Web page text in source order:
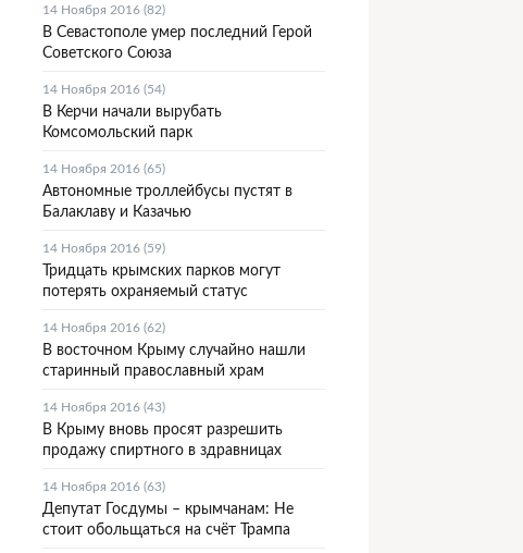
14 Ноября 2016 (82)
В Севастополе умер последний Герой
Советского Союза
14 Ноября 2016 (54)
В Керчи начали вырубать
Комсомольский парк
14 Ноября 2016 (65)
Автономные троллейбусы пустят в
Балаклаву и Казачью
14 Ноября 2016 (59)
Тридцать крымских парков могут
потерять охраняемый статус
14 Ноября 2016 (62)
В восточном Крыму случайно нашли
старинный православный храм
14 Ноября 2016 (43)
В Крыму вновь просят разрешить
продажу спиртного в здравницах
14 Ноября 2016 (63)
Депутат Госдумы – крымчанам: Не
стоит обольщаться на счёт Трампа